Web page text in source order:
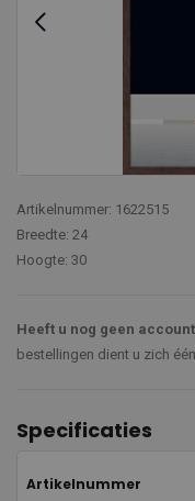
Artikelnummer: 1622515
Breedte: 24
Hoogte: 30
Heeft u nog geen
bestellingen dient u zich
Specificaties
Artikelnummer